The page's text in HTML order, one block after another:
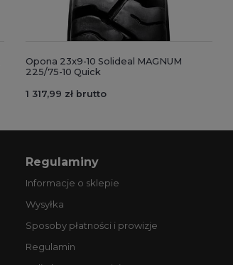
Opona 23x9-10 Solideal MAGNUM
225/75-10 Quick
1 317,99 zł brutto
Regulaminy
Informacje o sklepie
Wysyłka
Sposoby płatności i prowizje
Regulamin